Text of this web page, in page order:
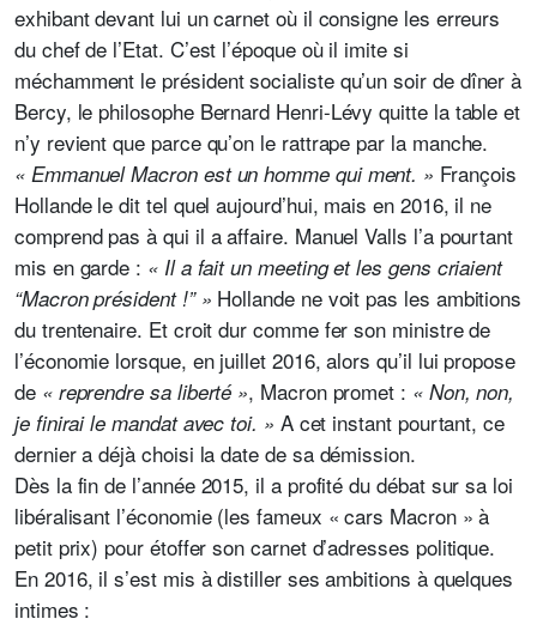
exhibant devant lui un carnet où il consigne les erreurs
du chef de l’Etat. C’est l’époque où il imite si
méchamment le président socialiste qu’un soir de dîner à
Bercy, le philosophe Bernard Henri-Lévy quitte la table et
n’y revient que parce qu’on le rattrape par la manche.
« Emmanuel Macron est un homme qui ment. » François
Hollande le dit tel quel aujourd’hui, mais en 2016, il ne
comprend pas à qui il a affaire. Manuel Valls l’a pourtant
mis en garde : « Il a fait un meeting et les gens criaient
“Macron président !” » Hollande ne voit pas les ambitions
du trentenaire. Et croit dur comme fer son ministre de
l’économie lorsque, en juillet 2016, alors qu’il lui propose
de « reprendre sa liberté », Macron promet : « Non, non,
je finirai le mandat avec toi. » A cet instant pourtant, ce
dernier a déjà choisi la date de sa démission.
Dès la fin de l’année 2015, il a profité du débat sur sa loi
libéralisant l’économie (les fameux « cars Macron » à
petit prix) pour étoffer son carnet d’adresses politique.
En 2016, il s’est mis à distiller ses ambitions à quelques
intimes :